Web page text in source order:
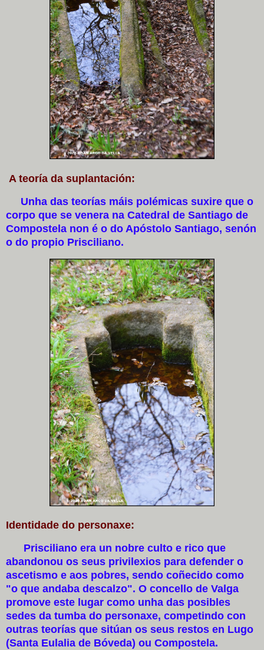
A teoría da suplantación:
Unha das teorías máis polémicas suxire que o
corpo que se venera na Catedral de Santiago de
Compostela non é o do Apóstolo Santiago, senón
o do propio Prisciliano.
Identidade do personaxe:
Prisciliano era un nobre culto e rico que
abandonou os seus privilexios para defender o
ascetismo e aos pobres, sendo coñecido como
"o que andaba descalzo". O concello de Valga
promove este lugar como unha das posibles
sedes da tumba do personaxe, competindo con
outras teorías que sitúan os seus restos en Lugo
(Santa Eulalia de Bóveda) ou Compostela.